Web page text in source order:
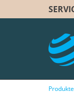
Produkte